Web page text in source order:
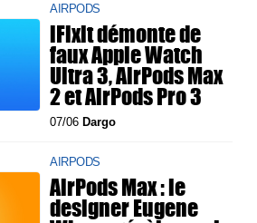
AIRPODS
iFixit démonte de
faux Apple Watch
Ultra 3, AirPods Max
2 et AirPods Pro 3
07/06 Dargo
AIRPODS
AirPods Max : le
designer Eugene